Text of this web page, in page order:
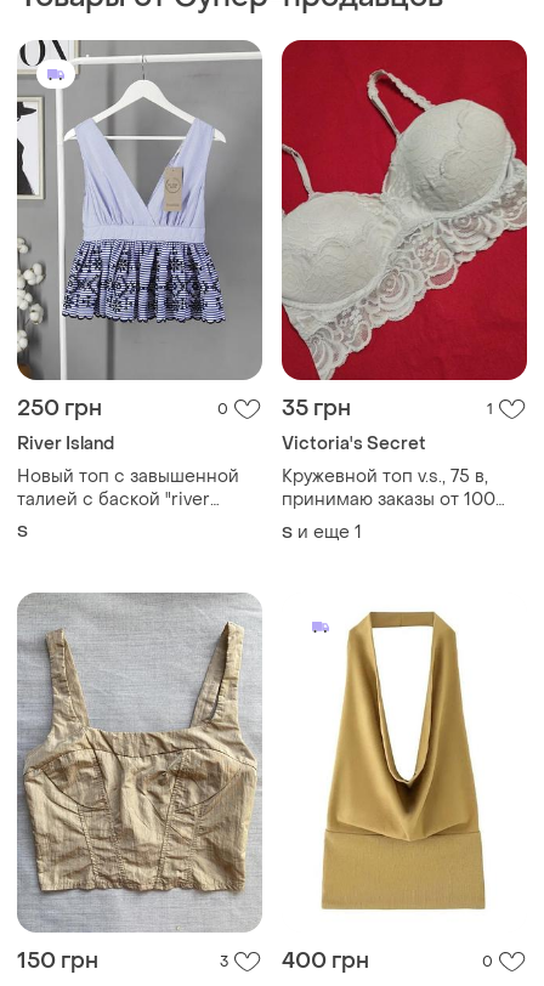
250 грн 0
River Island
Новый топ с завышенной
талией с баской "river
island" в бело-голубую
S
35 грн 1
Victoria's Secret
Кружевной топ v.s., 75 в,
принимаю заказы от 100
грн
S и еще 1
150 грн 3 400 грн 0